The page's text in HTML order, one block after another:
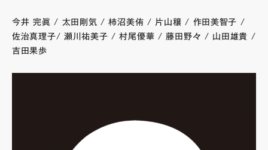
今井 完眞 / 太田剛気 / 柿沼美侑 / 片山穣 / 作田美智子 /
佐治真理子/ 瀬川祐美子 / 村尾優華 / 藤田野々 / 山田雄貴 /
吉田果歩